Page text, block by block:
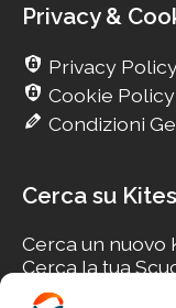
Privacy &
Privacy
Cookie Policy
Condizioni
Cerca su
Cerca un nuovo
Cerca la tua
Cerca il tuo